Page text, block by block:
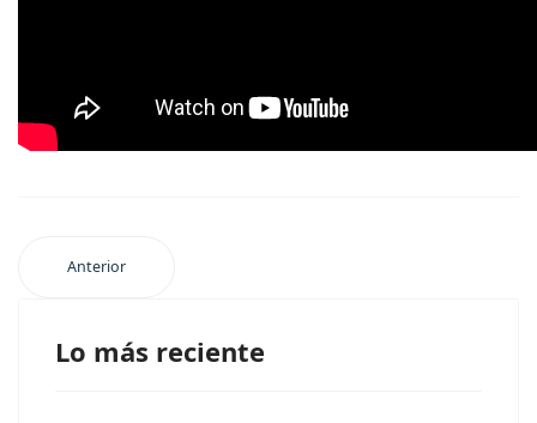
Anterior
Lo más reciente